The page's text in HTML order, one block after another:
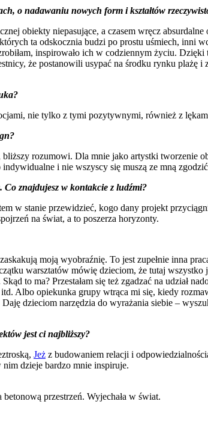
o nadawaniu nowych form i kształtów
obiekty niepasujące, a czasem wręcz
ta odskocznia budzi po prostu uśmiech, inni
inspirowało ich w codziennym życiu.
że postanowili usypać na środku rynku
nie tylko z tymi pozytywnymi, również z
rozumowi. Dla mnie jako artystki tworzenie
i nie wszyscy się muszą ze mną
Co znajdujesz w kontakcie z ludźmi?
w stanie przewidzieć, kogo dany projekt
na świat, a to poszerza horyzonty.
moją wyobraźnię. To jest zupełnie inna
warsztatów mówię dzieciom, że tutaj
to ma? Przestałam się też zgadzać na udział
Albo opiekunka grupy wtrąca mi się, kiedy
Daję dzieciom narzędzia do wyrażania siebie –
jest ci najbliższy?
Jeż z budowaniem relacji i
dzieje bardzo mnie inspiruje.
przestrzeń. Wyjechała w świat.